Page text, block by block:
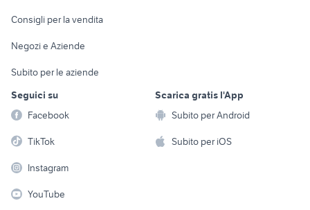
Fotografia
Telefonia
Biciclette
Consigli per la vendita
Negozi e Aziende
Subito per le aziende
Seguici su
Facebook
TikTok
Instagram
YouTube
Scarica gratis l'App
Subito per Android
Subito per iOS